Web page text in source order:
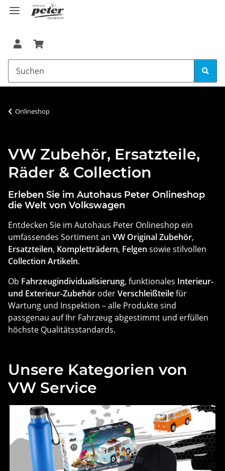
Onlineshop
VW Zubehör, Ersatzteile,
Räder & Collection
Erleben Sie im Autohaus Peter Onlineshop
die Welt von Volkswagen
Entdecken Sie im Autohaus Peter Onlineshop ein
umfassendes Sortiment an VW Original Zubehör,
Ersatzteilen, Kompletträdern, Felgen sowie stilvollen
Collection Artikeln.
Ob Fahrzeugindividualisierung, funktionales Interieur-
und Exterieur-Zubehör oderVerschleißteilefür
Wartung und Inspektion – alle Produkte sind
passgenau auf Ihr Fahrzeug abgestimmt und erfüllen
höchste Qualitätsstandards.
Unsere Kategorien von
VW Service